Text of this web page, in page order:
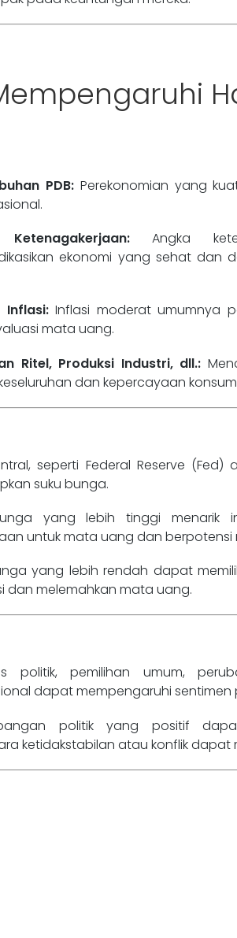
PDB:Perekonomian yang
Angka
ekonomi yang sehat dan
Inflasi:Inflasi moderat umumnya
mata uang.
Ritel, Produksi Industri, dll.:
dan kepercayaan
seperti Federal Reserve (Fed)
suku bunga.
yang lebih tinggi menarik
untuk mata uang dan berpotensi
yang lebih rendah dapat
dan melemahkan mata uang.
politik, pemilihan umum,
dapat mempengaruhi sentimen
politik yang positif
ketidakstabilan atau konflik dapat